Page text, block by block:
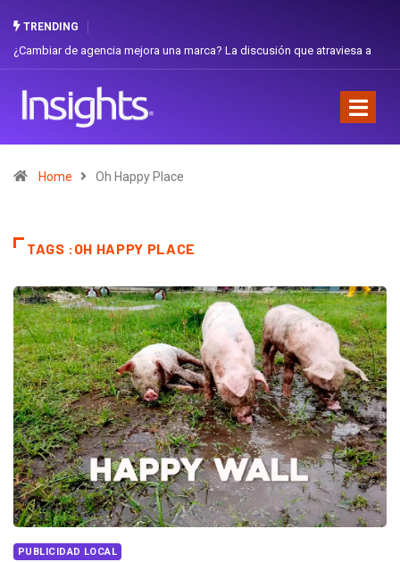
TRENDING
¿Cambiar de agencia mejora una marca? La discusión que atraviesa a
Home Oh Happy Place
TAGS :OH HAPPY PLACE
PUBLICIDAD LOCAL